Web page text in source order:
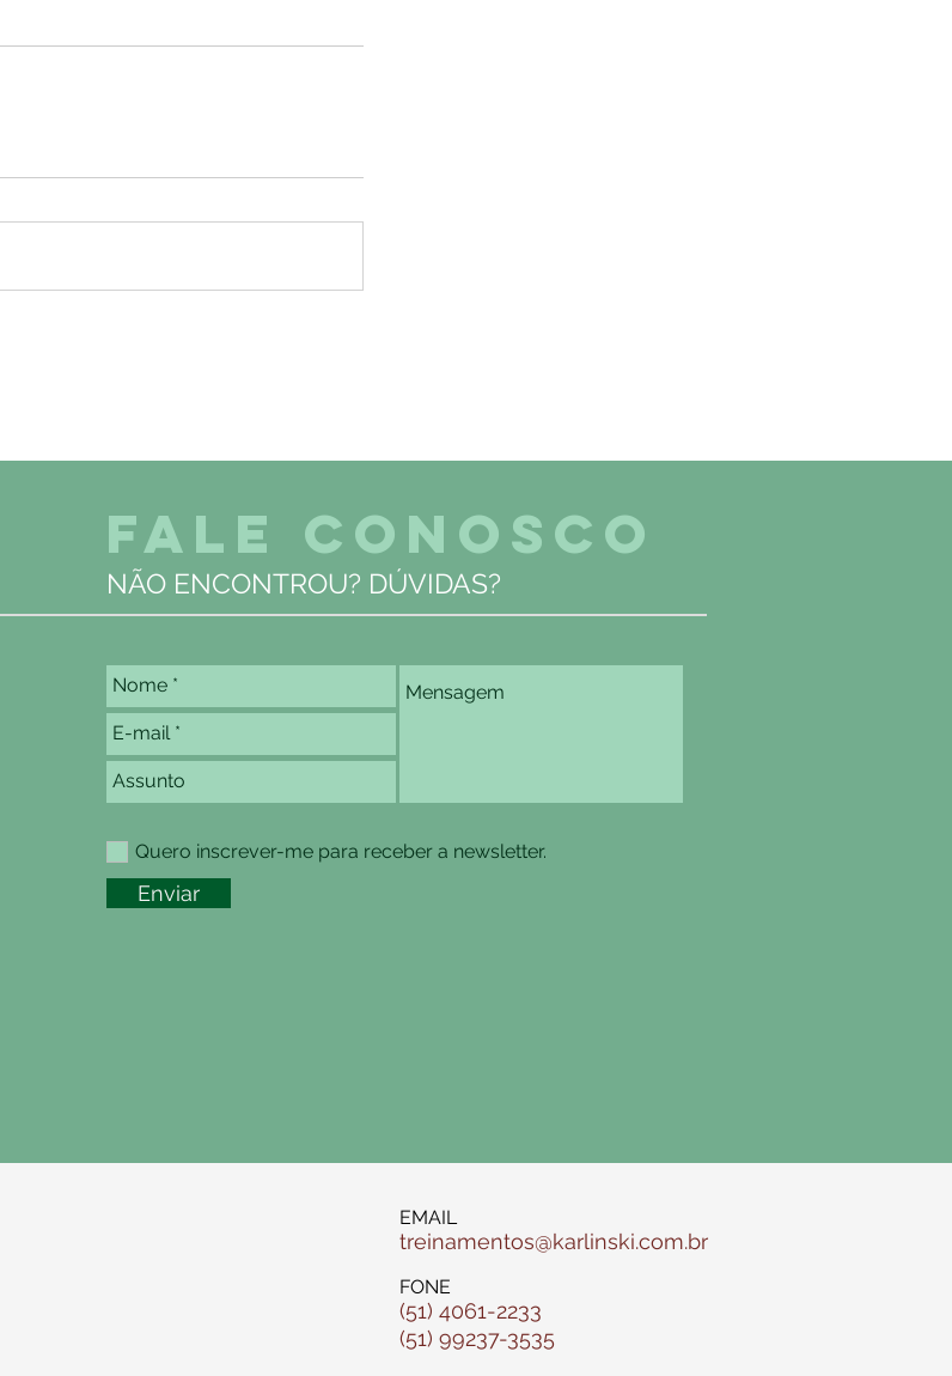
FALE CONOSCO
NÃO ENCONTROU? DÚVIDAS?
Quero inscrever-me para receber a newsletter.
Enviar
EMAIL
treinamentos@karlinski.com.br
FONE
(51) 4061-2233
(51) 99237-3535